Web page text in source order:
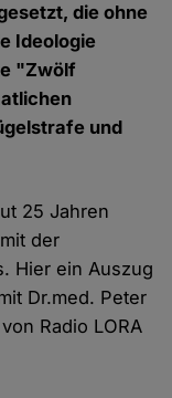
die ohne
Ideologie
"Zwölf
und
25 Jahren
der
Hier ein Auszug
Dr.med. Peter
Radio LORA